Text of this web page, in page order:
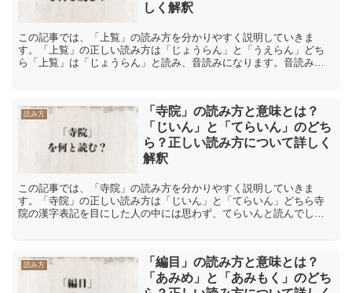
しく解釈
この記事では、「上覧」の読み方を分かりやすく説明していきま
す。「上覧」の正しい読み方は「じょうらん」と「うえらん」どち
ら「上覧」は「じょうらん」と読み、音読みになります。音読みと
読み方
「寺院」の読み方と意味とは？
「じいん」と「てらいん」のどち
ら？正しい読み方について詳しく
解釈
この記事では、「寺院」の読み方を分かりやすく説明していきま
す。「寺院」の正しい読み方は「じいん」と「てらいん」どちら寺
院の漢字表記を目にした人の中には思わず、てらいんと読んでしま
読み方
「編目」の読み方と意味とは？
「あみめ」と「あみもく」のどち